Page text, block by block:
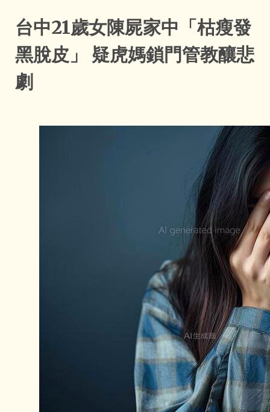
台中21歲女陳屍家中「枯瘦發
黑脫皮」 疑虎媽鎖門管教釀悲
劇